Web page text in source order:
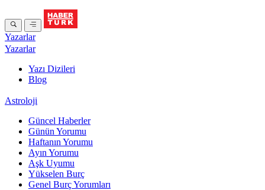
Yazarlar
Yazarlar
Yazı Dizileri
Blog
Astroloji
Güncel Haberler
Günün Yorumu
Haftanın Yorumu
Ayın Yorumu
Aşk Uyumu
Yükselen Burç
Genel Burç Yorumları